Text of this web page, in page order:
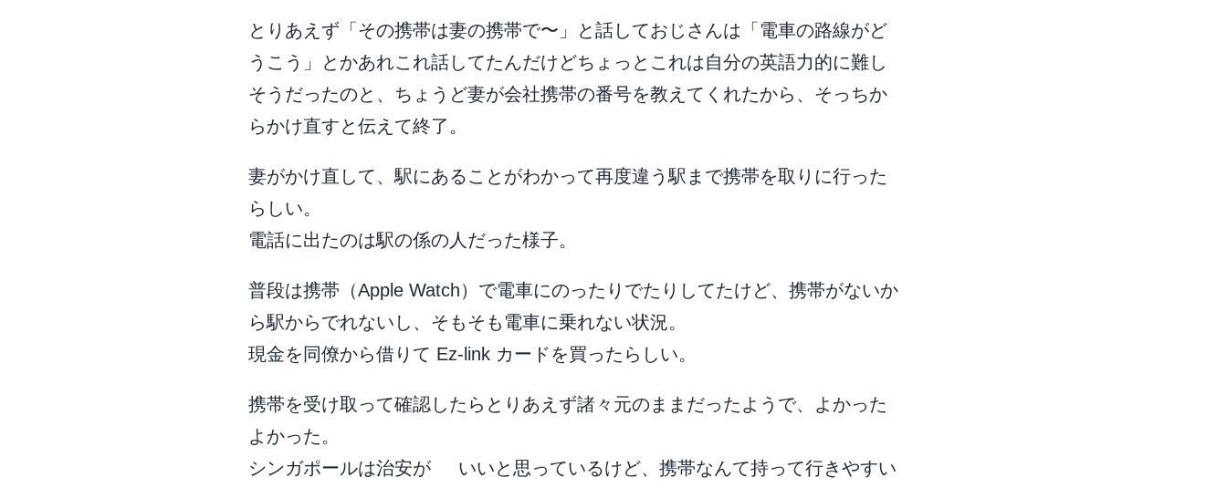
とりあえず「その携帯は妻の携帯で〜」と話しておじさんは「電車の路線がど
うこう」とかあれこれ話してたんだけどちょっとこれは自分の英語力的に難し
そうだったのと、ちょうど妻が会社携帯の番号を教えてくれたから、そっちか
らかけ直すと伝えて終了。
妻がかけ直して、駅にあることがわかって再度違う駅まで携帯を取りに行った
らしい。
電話に出たのは駅の係の人だった様子。
普段は携帯（Apple Watch）で電車にのったりでたりしてたけど、携帯がないか
ら駅からでれないし、そもそも電車に乗れない状況。
現金を同僚から借りて Ez-link カードを買ったらしい。
携帯を受け取って確認したらとりあえず諸々元のままだったようで、よかった
よかった。
シンガポールは治安が いいと思っているけど、携帯なんて持って行きやすい